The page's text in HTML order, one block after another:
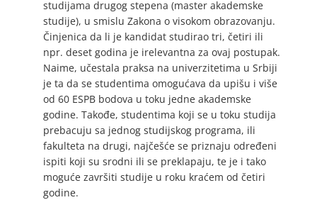
studijama drugog stepena (master akademske
studije), u smislu Zakona o visokom obrazovanju.
Činjenica da li je kandidat studirao tri, četiri ili
npr. deset godina je irelevantna za ovaj postupak.
Naime, učestala praksa na univerzitetima u Srbiji
je ta da se studentima omogućava da upišu i više
od 60 ESPB bodova u toku jedne akademske
godine. Takođe, studentima koji se u toku studija
prebacuju sa jednog studijskog programa, ili
fakulteta na drugi, najčešće se priznaju određeni
ispiti koji su srodni ili se preklapaju, te je i tako
moguće završiti studije u roku kraćem od četiri
godine.